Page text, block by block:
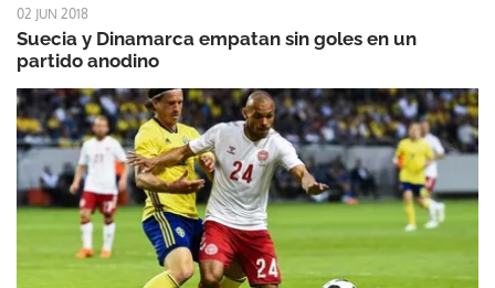
02 JUN 2018
Suecia y Dinamarca empatan sin goles en un
partido anodino